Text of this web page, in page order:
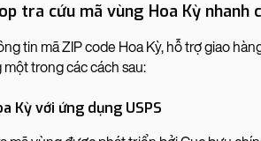
tra cứu mã vùng Hoa Kỳ nhanh
tin mã ZIP code Hoa Kỳ, hỗ trợ giao
trong các cách sau:
Kỳ với ứng dụng USPS